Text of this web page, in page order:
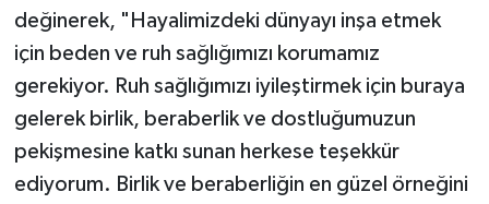
değinerek, "Hayalimizdeki dünyayı inşa etmek
için beden ve ruh sağlığımızı korumamız
gerekiyor. Ruh sağlığımızı iyileştirmek için buraya
gelerek birlik, beraberlik ve dostluğumuzun
pekişmesine katkı sunan herkese teşekkür
ediyorum. Birlik ve beraberliğin en güzel örneğini